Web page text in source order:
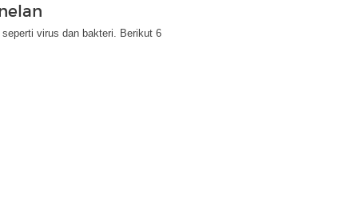
virus dan bakteri. Berikut 6